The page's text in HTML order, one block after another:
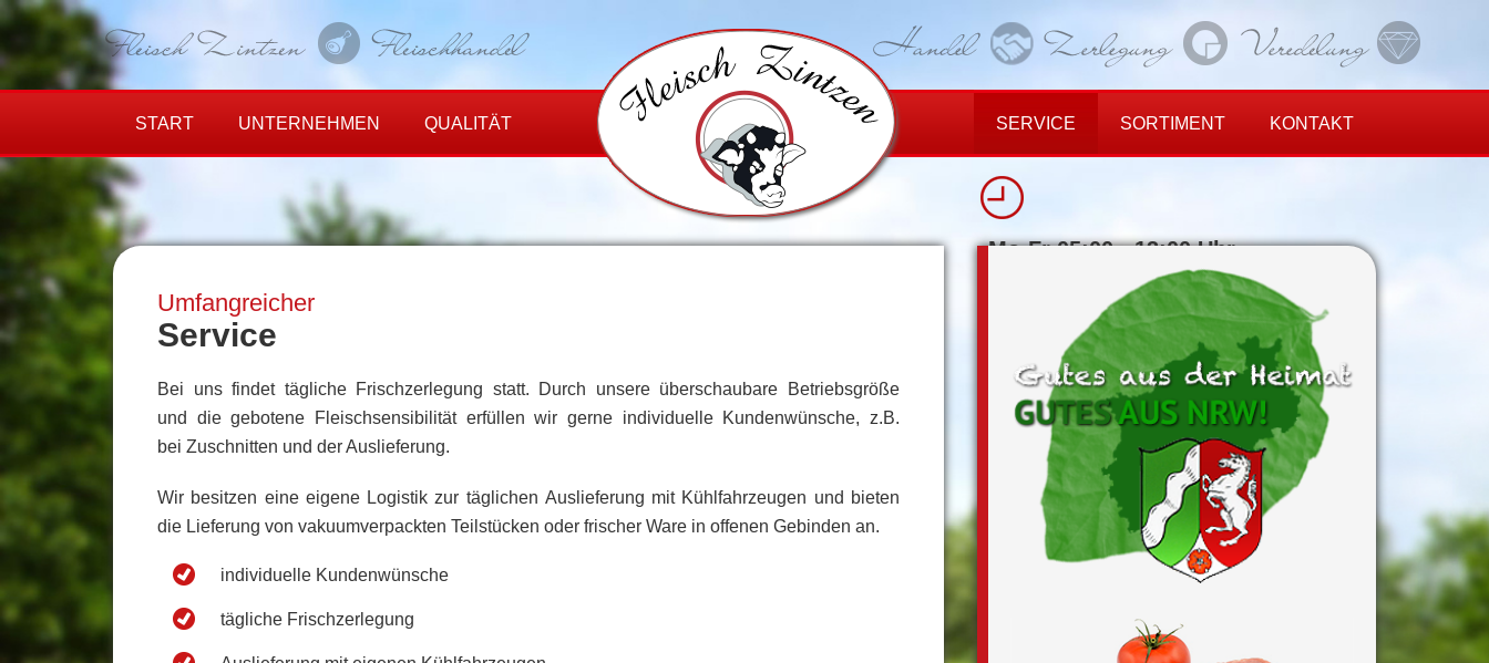
Mo-Fr 05:00 - 13:00 Uhr
START UNTERNEHMEN QUALITÄT SERVICE SORTIMENT KONTAKT
Umfangreicher
Service
Bei uns findet tägliche Frischzerlegung statt. Durch unsere überschaubare Betriebsgröße
und die gebotene Fleischsensibilität erfüllen wir gerne individuelle Kundenwünsche, z.B.
bei Zuschnitten und der Auslieferung.
Wir besitzen eine eigene Logistik zur täglichen Auslieferung mit Kühlfahrzeugen und bieten
die Lieferung von vakuumverpackten Teilstücken oder frischer Ware in offenen Gebinden an.
individuelle Kundenwünsche
tägliche Frischzerlegung